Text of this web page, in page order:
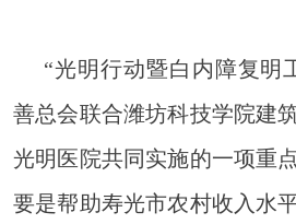
“光明行动暨白内障复明
善总会联合潍坊科技学院建
光明医院共同实施的一项重
要是帮助寿光市农村收入水